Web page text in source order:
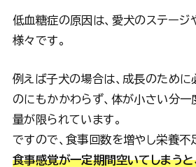
低血糖症の原因は、愛犬のステージ
様々です。
例えば子犬の場合は、成長のため
のにもかかわらず、体が小さい分
量が限られています。
ですので、食事回数を増やし栄養不
食事感覚が一定期間空いてしまう